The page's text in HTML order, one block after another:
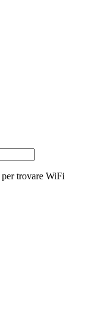
per trovare WiFi